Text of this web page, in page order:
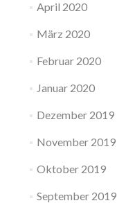
April 2020
März 2020
Februar 2020
Januar 2020
Dezember 2019
November 2019
Oktober 2019
September 2019